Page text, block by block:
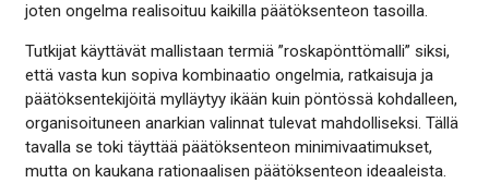
joten ongelma realisoituu kaikilla päätöksenteon tasoilla.
Tutkijat käyttävät mallistaan termiä ”roskapönttömalli” siksi,
että vasta kun sopiva kombinaatio ongelmia, ratkaisuja ja
päätöksentekijöitä mylläytyy ikään kuin pöntössä kohdalleen,
organisoituneen anarkian valinnat tulevat mahdolliseksi. Tällä
tavalla se toki täyttää päätöksenteon minimivaatimukset,
mutta on kaukana rationaalisen päätöksenteon ideaaleista.